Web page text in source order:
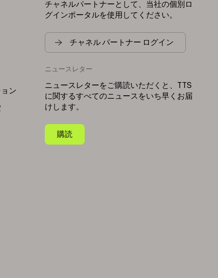
ン
チャネルパートナーとして、当社の個別ロ
グインポータルを使用してください。
チャネル パートナー ログイン
ニュースレター
ニュースレターをご購読いただくと、TTS
に関するすべてのニュースをいち早くお届
けします。
購読